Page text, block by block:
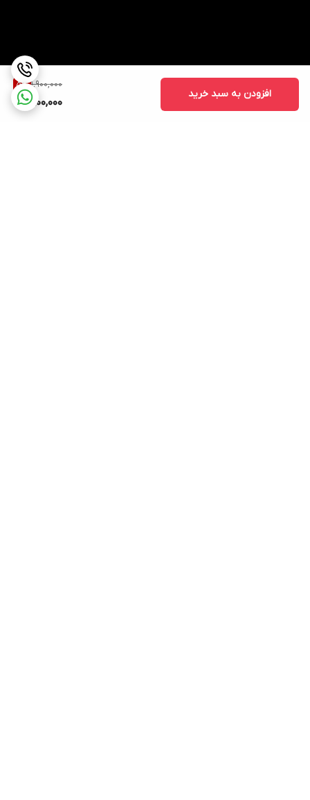
1,900,000
5%
1,800,000
افزودن به سبد خرید